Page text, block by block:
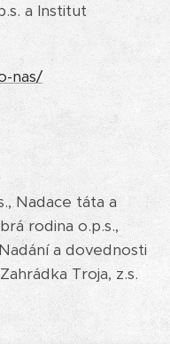
a Institut
nas/
Nadace táta a
rodina o.p.s.,
a dovednosti
Troja, z.s.